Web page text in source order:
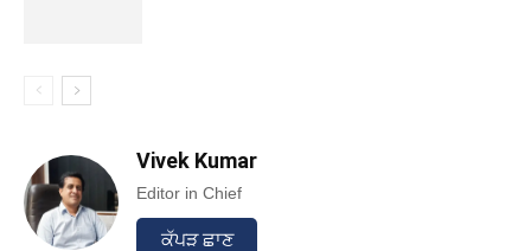
Vivek Kumar
Editor in Chief
ਕੱਪੜ ਛਾਣ